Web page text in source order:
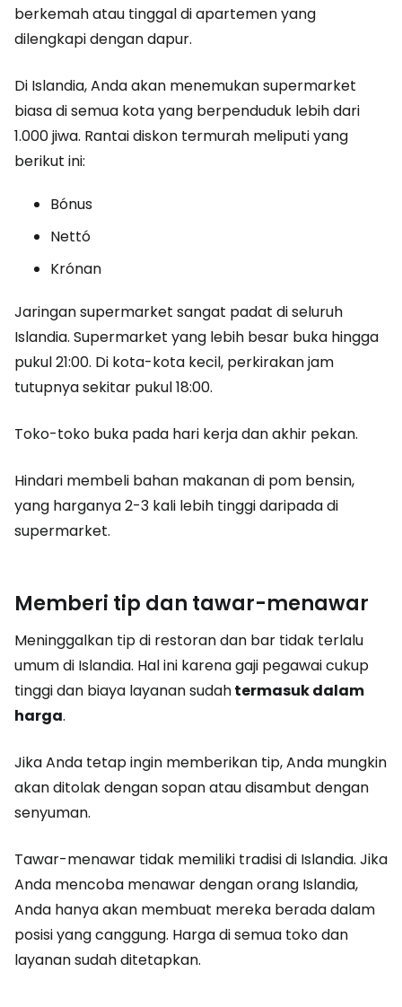
berkemah atau tinggal di apartemen yang
dilengkapi dengan dapur.
Di Islandia, Anda akan menemukan supermarket
biasa di semua kota yang berpenduduk lebih dari
1.000 jiwa. Rantai diskon termurah meliputi yang
berikut ini:
Bónus
Nettó
Krónan
Jaringan supermarket sangat padat di seluruh
Islandia. Supermarket yang lebih besar buka hingga
pukul 21:00. Di kota-kota kecil, perkirakan jam
tutupnya sekitar pukul 18:00.
Toko-toko buka pada hari kerja dan akhir pekan.
Hindari membeli bahan makanan di pom bensin,
yang harganya 2-3 kali lebih tinggi daripada di
supermarket.
Memberi tip dan tawar-menawar
Meninggalkan tip di restoran dan bar tidak terlalu
umum di Islandia. Hal ini karena gaji pegawai cukup
tinggi dan biaya layanan sudahtermasuk dalam
harga.
Jika Anda tetap ingin memberikan tip, Anda mungkin
akan ditolak dengan sopan atau disambut dengan
senyuman.
Tawar-menawar tidak memiliki tradisi di Islandia. Jika
Anda mencoba menawar dengan orang Islandia,
Anda hanya akan membuat mereka berada dalam
posisi yang canggung. Harga di semua toko dan
layanan sudah ditetapkan.